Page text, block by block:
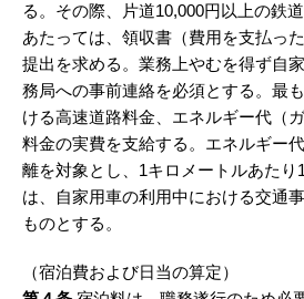
る。その際、片道10,000円以上の鉄
あたっては、領収書（費用を支払っ
提出を求める。業務上やむを得ず自
務局への事前連絡を必須とする。最
ける高速道路料金、エネルギー代（
料金の実費を支給する。エネルギー
離を対象とし、1キロメートルあたり
は、自家用車の利用中における交通
ものとする。
（宿泊費および日当の算定）